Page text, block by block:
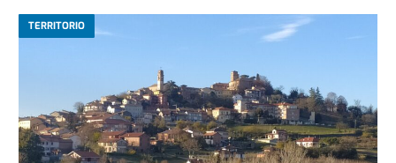
TERRITORIO